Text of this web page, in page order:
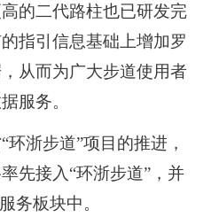
二代路柱也已研发完
指引信息基础上增加罗
从而为广大步道使用者
服务。
浙步道”项目的推进，
先接入“环浙步道”，并
务板块中。